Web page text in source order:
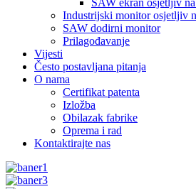
SAW ekran osjetljiv
Industrijski monitor osjetljiv
SAW dodirni monitor
Prilagođavanje
Vijesti
Često postavljana pitanja
O nama
Certifikat patenta
Izložba
Obilazak fabrike
Oprema i rad
Kontaktirajte nas